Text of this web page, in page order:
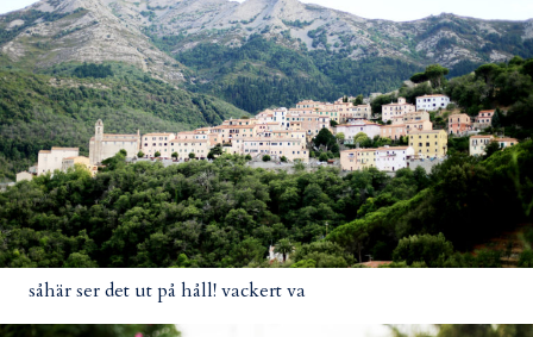
såhär ser det ut på håll! vackert va